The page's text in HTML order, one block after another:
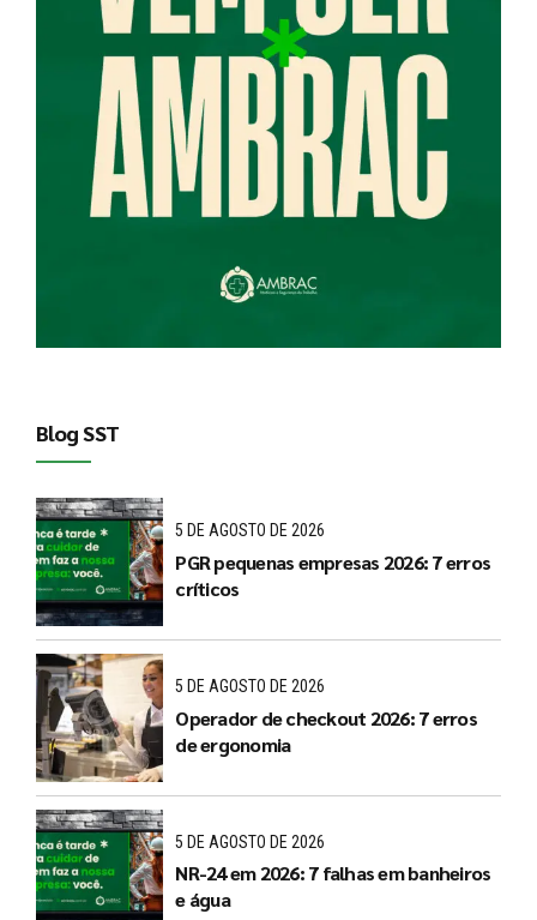
Blog SST
5 DE AGOSTO DE 2026
PGR pequenas empresas 2026: 7 erros
críticos
5 DE AGOSTO DE 2026
Operador de checkout 2026: 7 erros
de ergonomia
5 DE AGOSTO DE 2026
NR-24 em 2026: 7 falhas em banheiros
e água